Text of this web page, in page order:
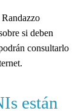
si deben
consultarlo
están